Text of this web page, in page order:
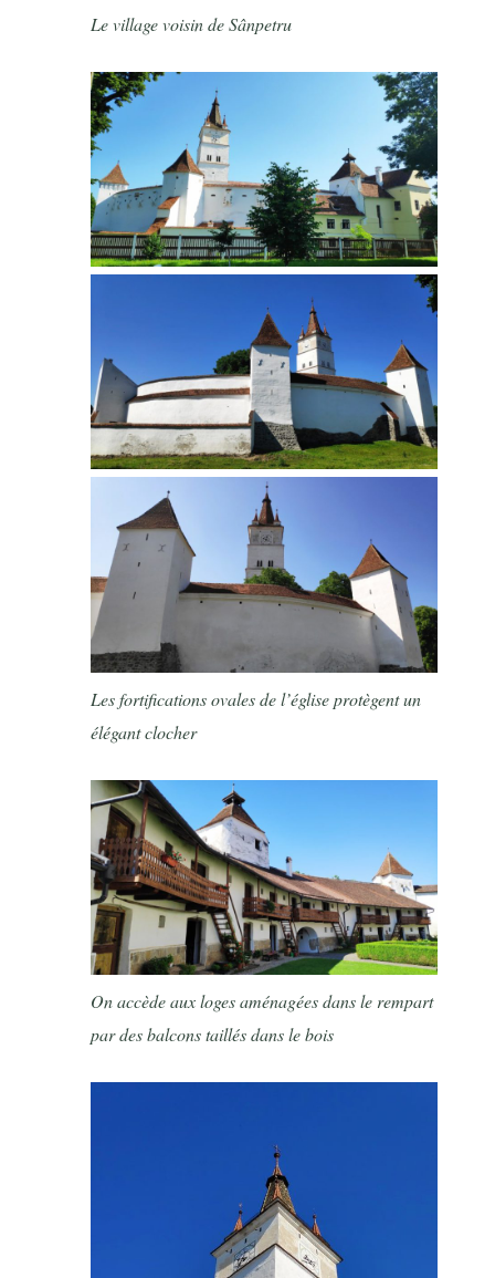
Le village voisin de Sânpetru
Les fortifications ovales de l’église protègent un
élégant clocher
On accède aux loges aménagées dans le rempart
par des balcons taillés dans le bois